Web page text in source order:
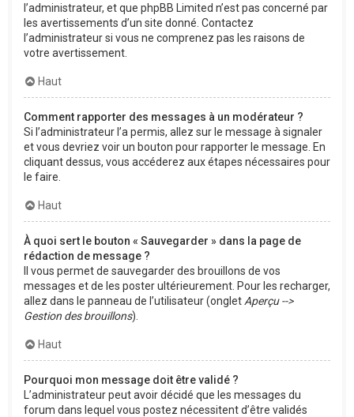
l’administrateur, et que phpBB Limited n’est pas concerné par
les avertissements d’un site donné. Contactez
l’administrateur si vous ne comprenez pas les raisons de
votre avertissement.
Haut
Comment rapporter des messages à un modérateur ?
Si l’administrateur l’a permis, allez sur le message à signaler
et vous devriez voir un bouton pour rapporter le message. En
cliquant dessus, vous accéderez aux étapes nécessaires pour
le faire.
Haut
À quoi sert le bouton « Sauvegarder » dans la page de
rédaction de message ?
Il vous permet de sauvegarder des brouillons de vos
messages et de les poster ultérieurement. Pour les recharger,
allez dans le panneau de l’utilisateur (onglet Aperçu -->
Gestion des brouillons).
Haut
Pourquoi mon message doit être validé ?
L’administrateur peut avoir décidé que les messages du
forum dans lequel vous postez nécessitent d’être validés